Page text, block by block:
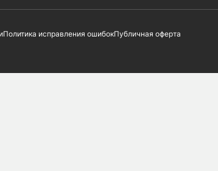
Политика исправления ошибокПубличная оферта